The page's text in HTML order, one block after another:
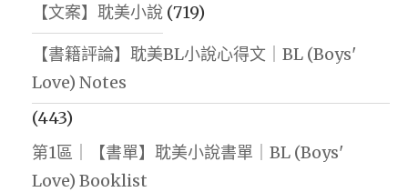
【文案】耽美小說 (719)
【書籍評論】耽美BL小說心得文｜BL (Boys'
Love) Notes
(443)
第1區｜【書單】耽美小說書單｜BL (Boys'
Love) Booklist